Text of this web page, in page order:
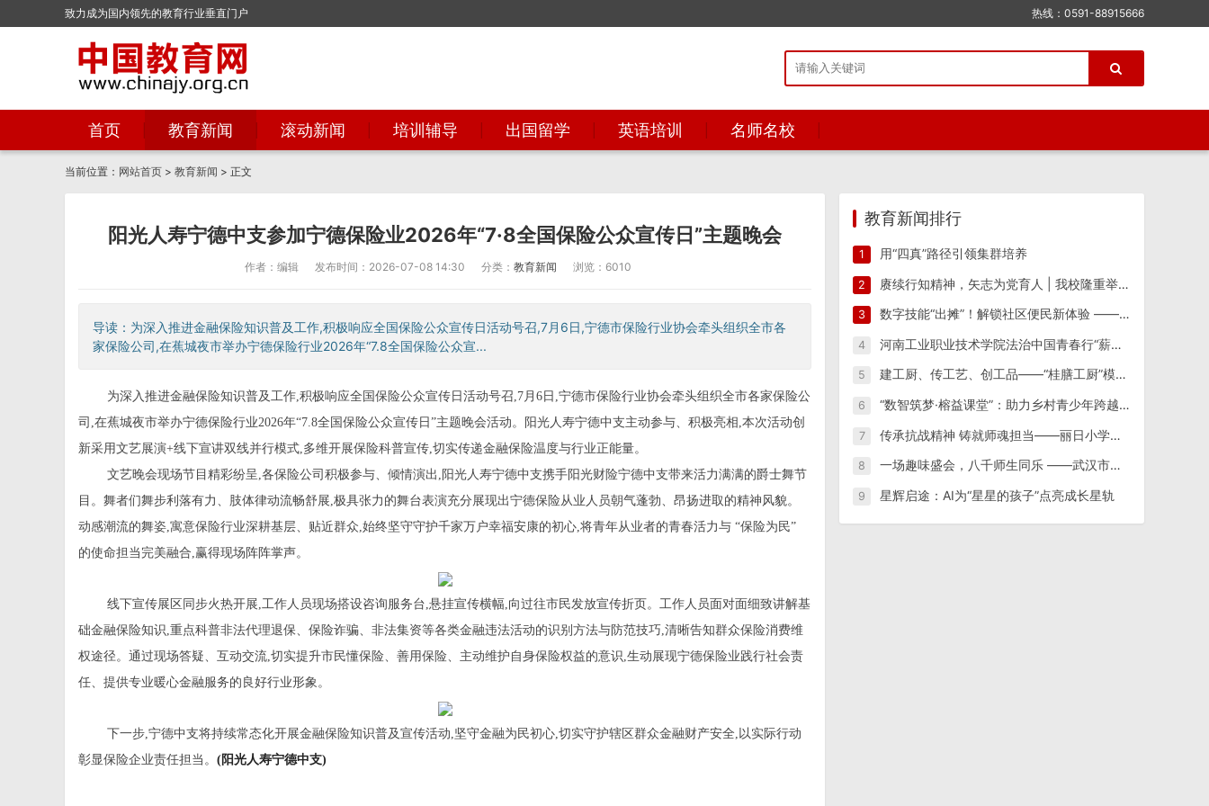
热线：0591-88915666
致力成为国内领先的教育行业垂直门户
首页 教育新闻 滚动新闻 培训辅导 出国留学 英语培训 名师名校
当前位置： 网站首页 > 教育新闻 > 正文
阳光人寿宁德中支参加宁德保险业2026年“7·8全国保险公众宣传日”主题晚会
作者：编辑 发布时间：2026-07-08 14:30 分类：教育新闻 浏览：6010
导读：为深入推进金融保险知识普及工作,积极响应全国保险公众宣传日活动号召,7月6日,宁德市保险行业协会牵头组织全市各
家保险公司,在蕉城夜市举办宁德保险行业2026年“7.8全国保险公众宣...
为深入推进金融保险知识普及工作,积极响应全国保险公众宣传日活动号召,7月6日,宁德市保险行业协会牵头组织全市各家保险公
司,在蕉城夜市举办宁德保险行业2026年“7.8全国保险公众宣传日”主题晚会活动。阳光人寿宁德中支主动参与、积极亮相,本次活动创
新采用文艺展演+线下宣讲双线并行模式,多维开展保险科普宣传,切实传递金融保险温度与行业正能量。
文艺晚会现场节目精彩纷呈,各保险公司积极参与、倾情演出,阳光人寿宁德中支携手阳光财险宁德中支带来活力满满的爵士舞节
目。舞者们舞步利落有力、肢体律动流畅舒展,极具张力的舞台表演充分展现出宁德保险从业人员朝气蓬勃、昂扬进取的精神风貌。
动感潮流的舞姿,寓意保险行业深耕基层、贴近群众,始终坚守守护千家万户幸福安康的初心,将青年从业者的青春活力与 “保险为民”
的使命担当完美融合,赢得现场阵阵掌声。
线下宣传展区同步火热开展,工作人员现场搭设咨询服务台,悬挂宣传横幅,向过往市民发放宣传折页。工作人员面对面细致讲解基
础金融保险知识,重点科普非法代理退保、保险诈骗、非法集资等各类金融违法活动的识别方法与防范技巧,清晰告知群众保险消费维
权途径。通过现场答疑、互动交流,切实提升市民懂保险、善用保险、主动维护自身保险权益的意识,生动展现宁德保险业践行社会责
任、提供专业暖心金融服务的良好行业形象。
下一步,宁德中支将持续常态化开展金融保险知识普及宣传活动,坚守金融为民初心,切实守护辖区群众金融财产安全,以实际行动
彰显保险企业责任担当。 (阳光人寿宁德中支)
教育新闻排行
1 用“四真”路径引领集群培养
2 赓续行知精神，矢志为党育人 | 我校隆重举行纪念陶行知先生逝世八十周年活动
3 数字技能“出摊”！解锁社区便民新体验 ——江西工业工程职业技术学院信息工程学院“星火筑梦”实践团 一站式便民志愿服务
4 河南工业职业技术学院法治中国青春行“薪火相传 反诈筑防”实践团开展反诈宣传教育系列活动
5 建工厨、传工艺、创工品——“桂膳工厨”模式驱动产教融合创新实践
6 “数智筑梦·榕益课堂”：助力乡村青少年跨越数字鸿沟
7 传承抗战精神 铸就师魂担当——丽日小学组织师生收看纪念中国人民抗日战争暨世界反法西斯战争胜利80周年阅兵仪式
8 一场趣味盛会，八千师生同乐 ——武汉市汉阳区老年大学隆重举办第15届趣味运动会
9 星辉启途：AI为“星星的孩子”点亮成长星轨